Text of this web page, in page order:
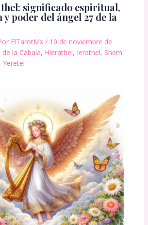
significado espiritual,
poder del ángel 27 de la
ElTarotMx / 10 de noviembre de
de la Cábala, Hierathel, Ierathel, Shem
, Yeretel